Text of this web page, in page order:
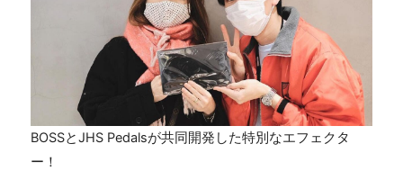
BOSSとJHS Pedalsが共同開発した特別なエフェクタ
ー！